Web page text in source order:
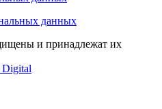
данных
и принадлежат их
Digital